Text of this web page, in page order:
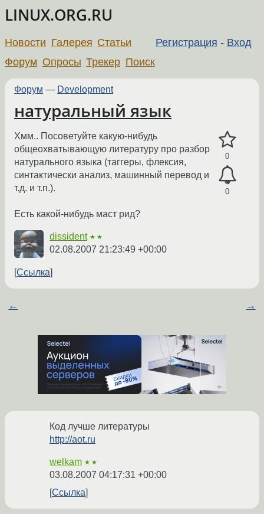
LINUX.ORG.RU
Регистрация - Вход
Новости Галерея Статьи
Форум Опросы Трекер Поиск
Форум — Development
натуральный язык
0
0
Хмм.. Посоветуйте какую-нибудь
общеохватывающую литературу про разбор
натурального языка (таггеры, флексия,
синтактически анализ, машинный перевод и
т.д. и т.п.).
Есть какой-нибудь маст рид?
dissident ★★
02.08.2007 21:23:49 +00:00
Ссылка
← →
Код лучше литературы
http://aot.ru
welkam ★★
03.08.2007 04:17:31 +00:00
Ссылка